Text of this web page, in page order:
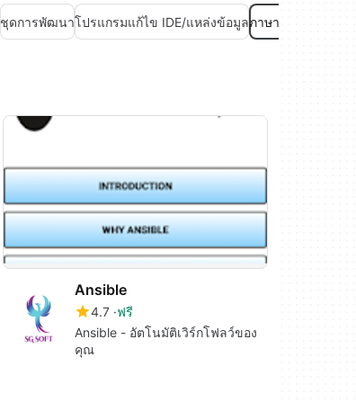
ชุดการพัฒนาโปรแกรมแก้ไข IDE/แหล่งข้อมูลภาษาเขียนโปรแกรม
Ansible
4.7 ฟรี
Ansible - อัตโนมัติเวิร์กโฟลว์ของ
คุณ